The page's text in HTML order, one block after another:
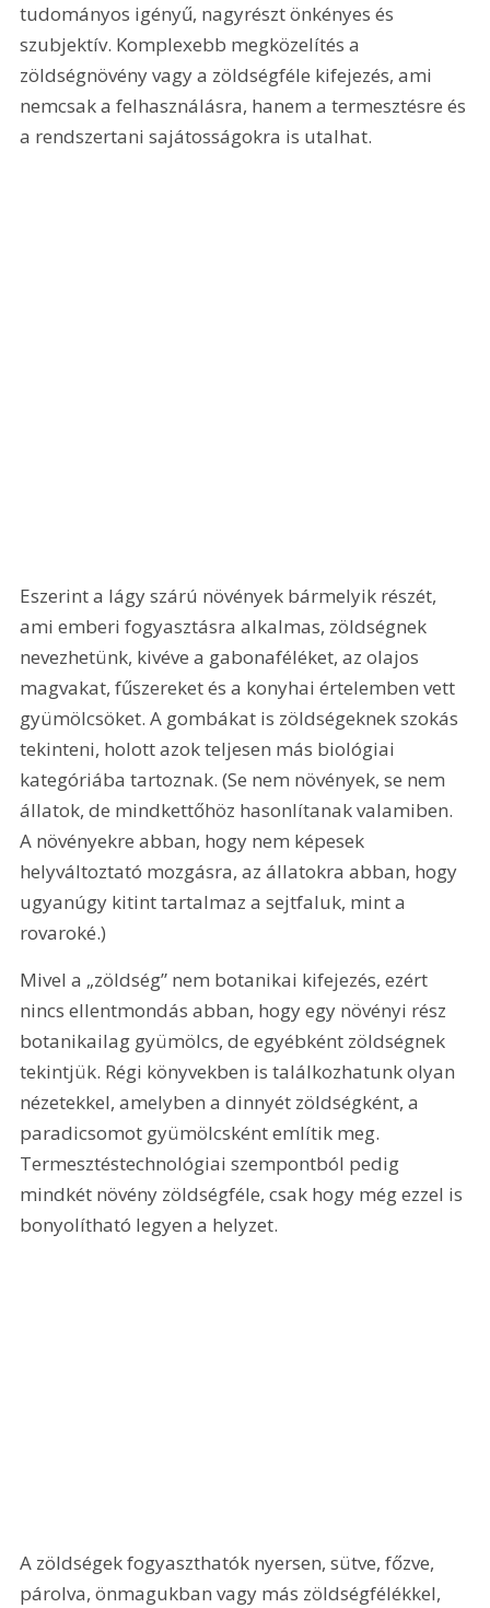
tudományos igényű, nagyrészt önkényes és
szubjektív. Komplexebb megközelítés a
zöldségnövény vagy a zöldségféle kifejezés, ami
nemcsak a felhasználásra, hanem a termesztésre és
a rendszertani sajátosságokra is utalhat.
Eszerint a lágy szárú növények bármelyik részét,
ami emberi fogyasztásra alkalmas, zöldségnek
nevezhetünk, kivéve a gabonaféléket, az olajos
magvakat, fűszereket és a konyhai értelemben vett
gyümölcsöket. A gombákat is zöldségeknek szokás
tekinteni, holott azok teljesen más biológiai
kategóriába tartoznak. (Se nem növények, se nem
állatok, de mindkettőhöz hasonlítanak valamiben.
A növényekre abban, hogy nem képesek
helyváltoztató mozgásra, az állatokra abban, hogy
ugyanúgy kitint tartalmaz a sejtfaluk, mint a
rovaroké.)
Mivel a „zöldség” nem botanikai kifejezés, ezért
nincs ellentmondás abban, hogy egy növényi rész
botanikailag gyümölcs, de egyébként zöldségnek
tekintjük. Régi könyvekben is találkozhatunk olyan
nézetekkel, amelyben a dinnyét zöldségként, a
paradicsomot gyümölcsként említik meg.
Termesztéstechnológiai szempontból pedig
mindkét növény zöldségféle, csak hogy még ezzel is
bonyolítható legyen a helyzet.
A zöldségek fogyaszthatók nyersen, sütve, főzve,
párolva, önmagukban vagy más zöldségfélékkel,